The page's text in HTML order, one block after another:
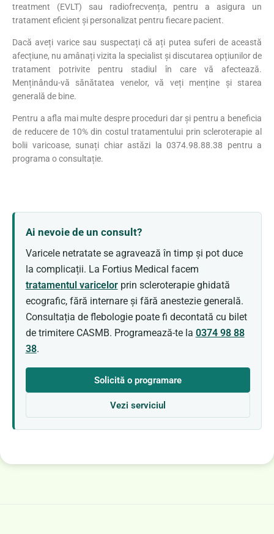
treatment (EVLT) sau radiofrecvența, pentru a asigura un
tratament eficient și personalizat pentru fiecare pacient.
Dacă aveți varice sau suspectați că ați putea suferi de această
afecțiune, nu amânați vizita la specialist și discutarea opțiunilor de
tratament potrivite pentru stadiul în care vă afectează.
Menținându-vă sănătatea venelor, vă veți menține și starea
generală de bine.
Pentru a afla mai multe despre proceduri dar și pentru a beneficia
de reducere de 10% din costul tratamentului prin scleroterapie al
bolii varicoase, sunați chiar astăzi la 0374.98.88.38 pentru a
programa o consultație.
Ai nevoie de un consult?
Varicele netratate se agravează în timp și pot duce
la complicații. La Fortius Medical facem
tratamentul varicelorprin scleroterapie ghidată
ecografic, fără internare și fără anestezie generală.
Consultația de flebologie poate fi decontată cu bilet
de trimitere CASMB. Programează-te la 0374 98 88
38.
Solicită o programare
Vezi serviciul